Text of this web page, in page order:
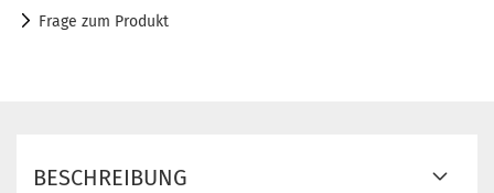
Frage zum Produkt
BESCHREIBUNG